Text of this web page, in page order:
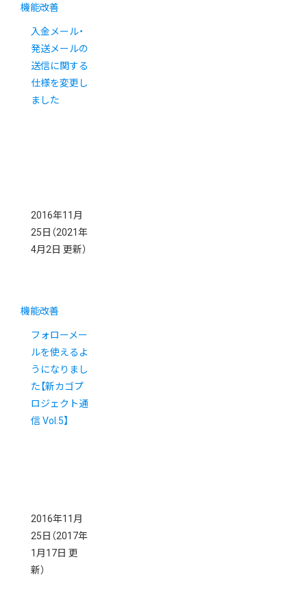
機能改善
入金メール・
発送メールの
送信に関する
仕様を変更し
ました
2016年11月
25日 （2021年
4月2日 更新）
機能改善
フォローメー
ルを使えるよ
うになりまし
た【新カゴプ
ロジェクト通
信 Vol.5】
2016年11月
25日 （2017年
1月17日 更
新）